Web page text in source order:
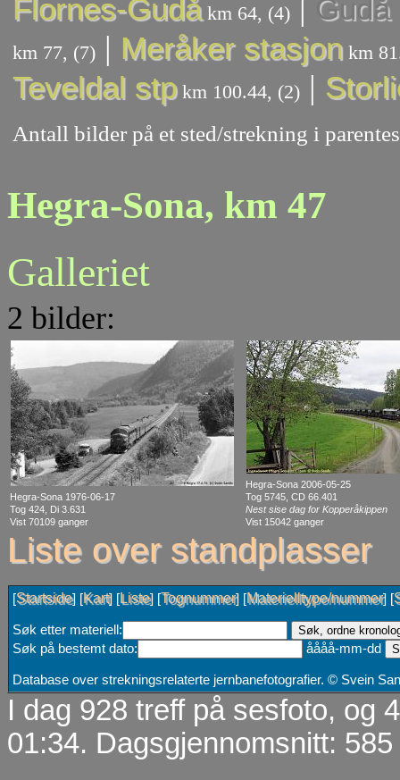
Flornes-Gudåkm 64, (4) |
km 77, (7) | Meråker stasjon km
Teveldal stpkm 100.44, (2) |
Antall bilder på et sted/strekning i
Hegra-Sona, km 47
Galleriet
2 bilder:
Hegra-Sona 1976-06-17
Tog 424, Di 3.631
Vist 70109 ganger
Hegra-Sona 2006-05-25
Tog 5745, CD 66.401
Nest sise dag for Kopperåkippen
Vist 15042 ganger
Liste over standplasser
[Startside] [Kart] [Liste] [Tognummer] [Materielltype/nummer] [
Søk etter materiell:
Søk på bestemt dato:
åååå-mm-dd
Database over strekningsrelaterte jernbanefotografier. © Svein
I dag 928 treff på sesfoto, og
01:34. Dagsgjennomsnitt: 585